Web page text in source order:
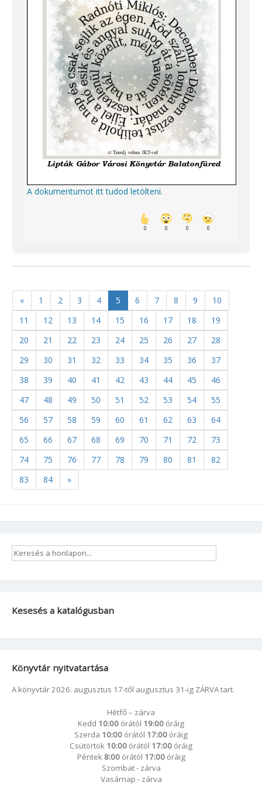
A dokumentumot itt tudod letölteni.
0 0 0 0
« 1 2 3 4 5 6 7 8 9
10
11
12 13 14 15 16 17 18
19
20
21 22 23 24 25 26 27
28
29
30 31 32 33 34 35 36
37
38
39 40 41 42 43 44 45
46
47
48 49 50 51 52 53 54
55
56
57 58 59 60 61 62 63
64
65
66 67 68 69 70 71 72
73
74
75 76 77 78 79 80 81
82
83
84 »
Kesesés a katalógusban
Könyvtár nyitvatartása
A könyvtár 2026. augusztus 17-től augusztus 31-ig ZÁRVA tart.
Hétfő – zárva
Kedd 10:00 órától 19:00 óráig
Szerda 10:00 órától 17:00 óráig
Csütörtök 10:00 órától 17:00 óráig
Péntek 8:00órától 17:00óráig
Szombat - zárva
Vasárnap - zárva